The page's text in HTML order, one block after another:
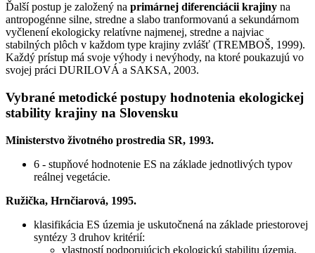
Ďalší postup je založený na primárnej diferenciácii krajiny na
antropogénne silne, stredne a slabo tranformovanú a sekundárnom
vyčlenení ekologicky relatívne najmenej, stredne a najviac
stabilných plôch v každom type krajiny zvlášť (TREMBOŠ, 1999).
Každý prístup má svoje výhody i nevýhody, na ktoré poukazujú vo
svojej práci DURILOVÁ a SAKSA, 2003.
Vybrané metodické postupy hodnotenia ekologickej
stability krajiny na Slovensku
Ministerstvo životného prostredia SR, 1993.
6 - stupňové hodnotenie ES na základe jednotlivých typov
reálnej vegetácie.
Ružička, Hrnčiarová, 1995.
klasifikácia ES územia je uskutočnená na základe priestorovej
syntézy 3 druhov kritérií:
vlastností podporujúcich ekologickú stabilitu územia,